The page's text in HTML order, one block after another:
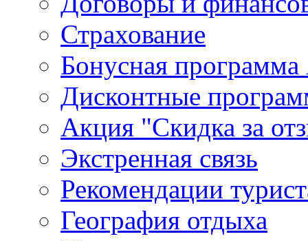
Страхование
Бонусная
Дисконтные
Акция "Скидка за
Экстренная связь
Рекомендации
География отдыха